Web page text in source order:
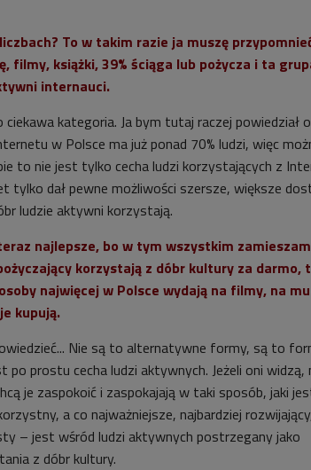
To w takim razie ja muszę
filmy, książki, 39% ściąga lub pożycza i ta
internauci.
kategoria. Ja bym tutaj raczej powiedział
w Polsce ma już ponad 70% ludzi, więc
to nie jest tylko cecha ludzi korzystających z
tylko dał pewne możliwości szersze, większe
ludzie aktywni korzystają.
najlepsze, bo w tym wszystkim
korzystają z dóbr kultury za darmo,
najwięcej w Polsce wydają na filmy, na
kupują.
Nie są to alternatywne formy, są to
po prostu cecha ludzi aktywnych. Jeżeli oni widzą,
je zaspokoić i zaspokajają w taki sposób, jaki
a co najważniejsze, najbardziej
– jest wśród ludzi aktywnych postrzegany jako
z dóbr kultury.